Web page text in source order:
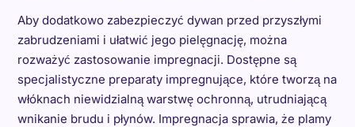
Aby dodatkowo zabezpieczyć dywan przed przyszłymi
zabrudzeniami i ułatwić jego pielęgnację, można
rozważyć zastosowanie impregnacji. Dostępne są
specjalistyczne preparaty impregnujące, które tworzą na
włóknach niewidzialną warstwę ochronną, utrudniającą
wnikanie brudu i płynów. Impregnacja sprawia, że plamy